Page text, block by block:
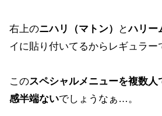
右上のニハリ（マトン） とハリー
イに貼り付いてるからレギュラー
このスペシャルメニューを複数
感半端ないでしょうなぁ…。